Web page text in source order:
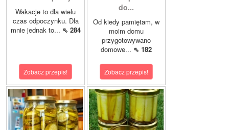
Wakacje to dla wielu
czas odpoczynku. Dla
mnie jednak to... ⇖ 284
Zobacz przepis!
do...
Od kiedy pamiętam, w
moim domu
przygotowywano
domowe... ⇖ 182
Zobacz przepis!